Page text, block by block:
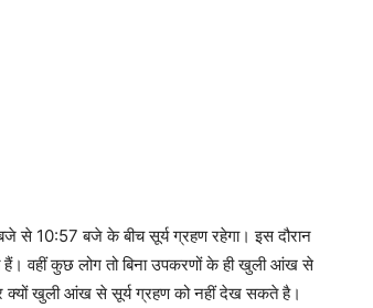
से 10:57 बजे के बीच सूर्य ग्रहण रहेगा। इस दौरान
वहीं कुछ लोग तो बिना उपकरणों के ही खुली आंख से
खुली आंख से सूर्य ग्रहण को नहीं देख सकते है।